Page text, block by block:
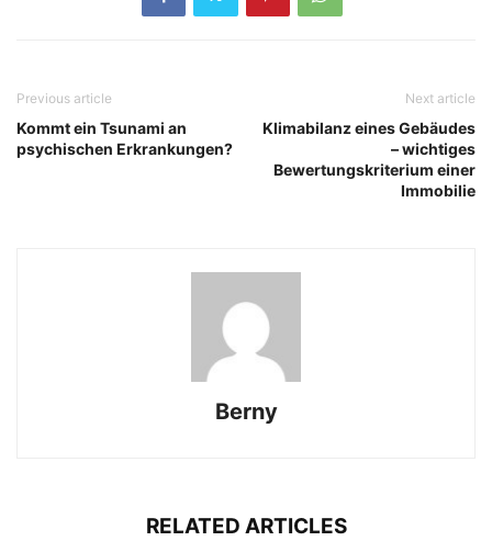
Previous article
Kommt ein Tsunami an
psychischen Erkrankungen?
Next article
Klimabilanz eines Gebäudes
– wichtiges
Bewertungskriterium einer
Immobilie
Berny
RELATED ARTICLES